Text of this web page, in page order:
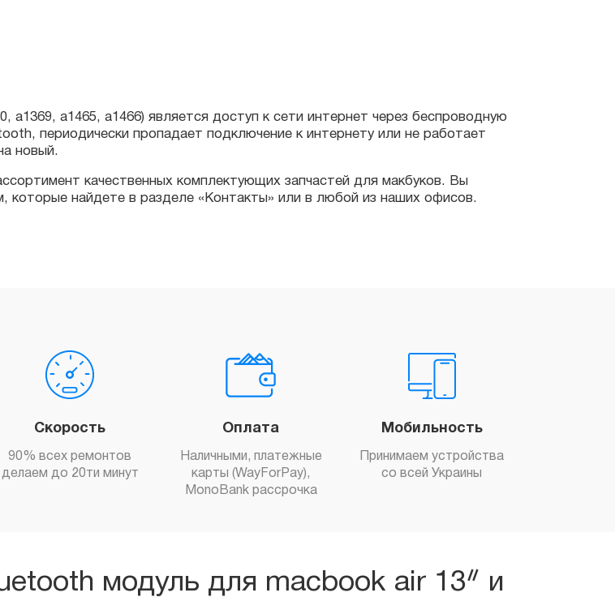
периодически пропадает подключение к интернету или не работает
качественных комплектующих запчастей для макбуков. Вы
найдете в разделе «Контакты» или в любой из наших офисов.
Скорость
90% всех ремонтов
делаем до 20ти минут
Оплата
Наличными, платежные
карты (WayForPay),
MonoBank рассрочка
Мобильность
Принимаем устройства
со всей Украины
модуль для macbook air 13ᐥ и